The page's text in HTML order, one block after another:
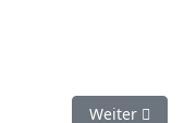
nicht" - ein häufiger
Nächster
Weiter